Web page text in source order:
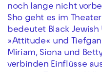
noch lange nicht
Sho geht es im
bedeutet Black
»Attitude« und
Miriam, Siona und
verbinden Einflüsse aus